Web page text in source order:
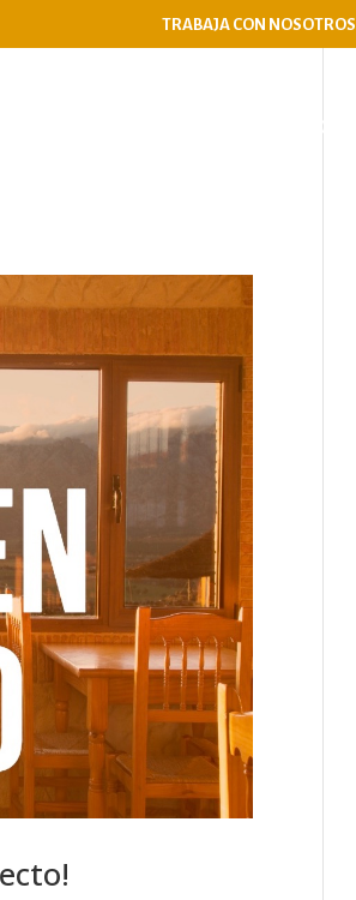
TRABAJA CON NOSOTROS
EVENTOS